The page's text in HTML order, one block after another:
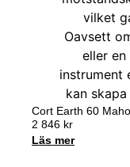
Cort Earth 60
2 846 kr
Läs mer